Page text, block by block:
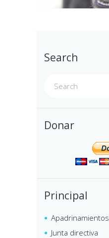
Search
Donar
Principal
Apadrinamientos
Junta directiva